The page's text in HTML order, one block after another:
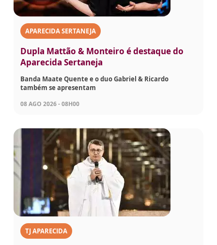
APARECIDA SERTANEJA
Dupla Mattão & Monteiro é destaque do
Aparecida Sertaneja
Banda Maate Quente e o duo Gabriel & Ricardo
também se apresentam
08 AGO 2026 - 08H00
TJ APARECIDA